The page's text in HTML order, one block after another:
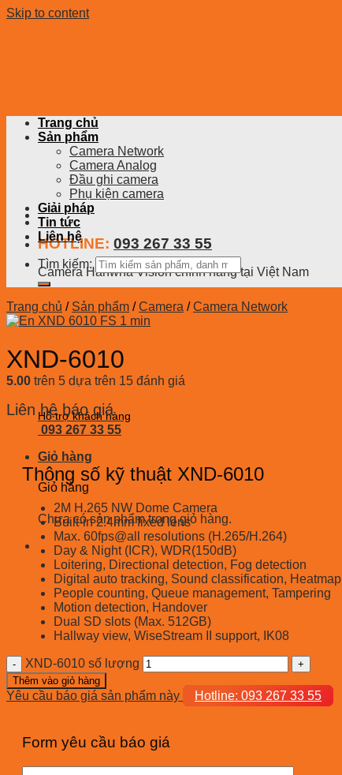
Skip to content
HOTLINE: 093 267 33 55
Camera Hanwha Vision chính hãng tại Việt Nam
Hỗ trợ khách hàng
093 267 33 55
Giỏ hàng
Giỏ hàng
Chưa có sản phẩm trong giỏ hàng.
Trang chủ
Sản phẩm
Camera Network
Camera Analog
Đầu ghi camera
Phụ kiện camera
Giải pháp
Tin tức
Liên hệ
Tìm kiếm:
Trang chủ / Sản phẩm / Camera / Camera Network
XND-6010
5.00 trên 5 dựa trên 15 đánh giá
Liên hệ báo giá
Thông số kỹ thuật XND-6010
2M H.265 NW Dome Camera
Built-in 2.4mm fixed lens
Max. 60fps@all resolutions (H.265/H.264)
Day & Night (ICR), WDR(150dB)
Loitering, Directional detection, Fog detection
Digital auto tracking, Sound classification, Heatmap
People counting, Queue management, Tampering
Motion detection, Handover
Dual SD slots (Max. 512GB)
Hallway view, WiseStream II support, IK08
XND-6010 số lượng
Thêm vào giỏ hàng
Yêu cầu báo giá sản phẩm này Hotline: 093 267 33 55
Form yêu cầu báo giá